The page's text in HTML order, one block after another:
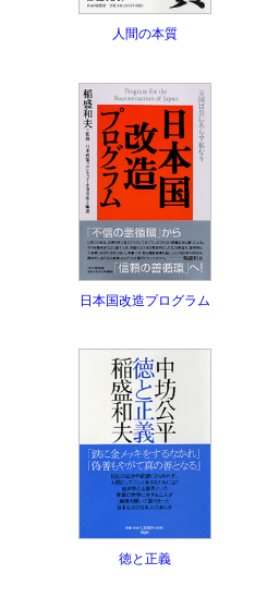
人間の本質
日本国改造プログラム
徳と正義